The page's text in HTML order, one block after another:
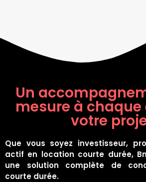
Un
mesure à chaque
votre
Que vous soyez investisseur,
actif en location courte durée,
une solution complète de
courte durée.